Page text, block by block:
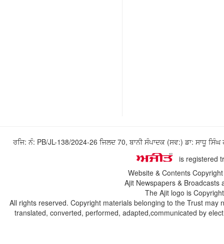
ਰਜਿ: ਨੰ: PB/JL-138/2024-26 ਜਿਲਦ 70, ਬਾਨੀ ਸੰਪਾਦਕ (ਸਵ:) ਡਾ: ਸਾਧੂ
is registered
Website & Contents
Ajit Newspapers &
The Ajit logo is
All rights reserved. Copyright materials belonging to the Trust
translated, converted, performed, adapted,communicated by